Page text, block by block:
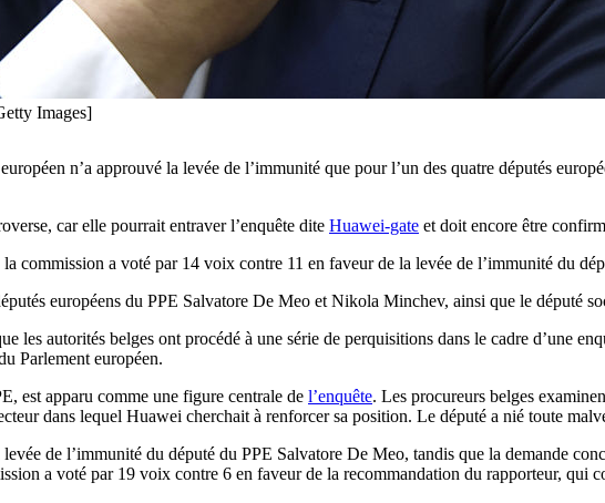
Images]
n’a approuvé la levée de l’immunité que pour l’un des quatre députés
car elle pourrait entraver l’enquête dite Huawei-gate et doit encore être
commission a voté par 14 voix contre 11 en faveur de la levée de l’immunité du
européens du PPE Salvatore De Meo et Nikola Minchev, ainsi que le député
les autorités belges ont procédé à une série de perquisitions dans le cadre d’une
Parlement européen.
est apparu comme une figure centrale de l’enquête. Les procureurs belges
dans lequel Huawei cherchait à renforcer sa position. Le député a nié toute
de l’immunité du député du PPE Salvatore De Meo, tandis que la demande
a voté par 19 voix contre 6 en faveur de la recommandation du rapporteur, qui